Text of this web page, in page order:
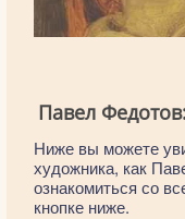
Павел
Ниже вы можете
художника, как
ознакомиться со
кнопке ниже.